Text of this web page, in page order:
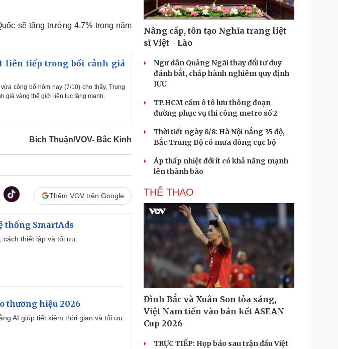
sẽ tăng trưởng 4,7% trong năm
liên tiếp trong bối cảnh giá
công bố hôm nay (7/10) cho thấy, Trung
giá vàng thế giới liên tục tăng mạnh.
Bích Thuận/VOV- Bắc Kinh
Thêm VOV trên Google
thống SmartAds
thiết lập và tối ưu.
thương hiệu 2026
AI giúp tiết kiệm thời gian và tối ưu.
Nâng cấp, tôn tạo Nghĩa trang liệt
sĩ Việt - Lào
Ngư dân Quảng Ngãi thay đổi tư duy
đánh bắt, chấp hành nghiêm quy định
IUU
TP.HCM cấm ô tô lưu thông đoạn
đường phục vụ thi công metro số 2
Thời tiết ngày 8/8: Hà Nội nắng 35 độ,
Bắc Trung Bộ có mưa dông cục bộ
Áp thấp nhiệt đới ít có khả năng mạnh
lên thành bão
THỂ THAO
Đình Bắc và Xuân Son tỏa sáng,
Việt Nam tiến vào bán kết ASEAN
Cup 2026
TRỰC TIẾP: Họp báo sau trận đấu Việt